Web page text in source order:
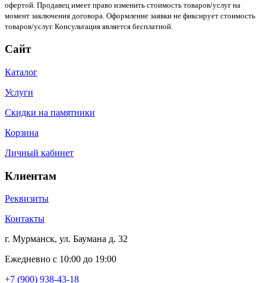
офертой. Продавец имеет право изменить стоимость товаров/услуг на
момент заключения договора. Оформление заявки не фиксирует стоимость
товаров/услуг. Консультация является бесплатной.
Сайт
Каталог
Услуги
Скидки на памятники
Корзина
Личный кабинет
Клиентам
Реквизиты
Контакты
г. Мурманск, ул. Баумана д. 32
Ежедневно с 10:00 до 19:00
+7 (900) 938-43-18